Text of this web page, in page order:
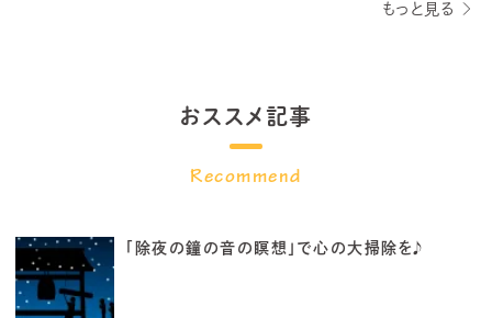
もっと見る
おススメ記事
「除夜の鐘の音の瞑想」で心の大掃除を♪